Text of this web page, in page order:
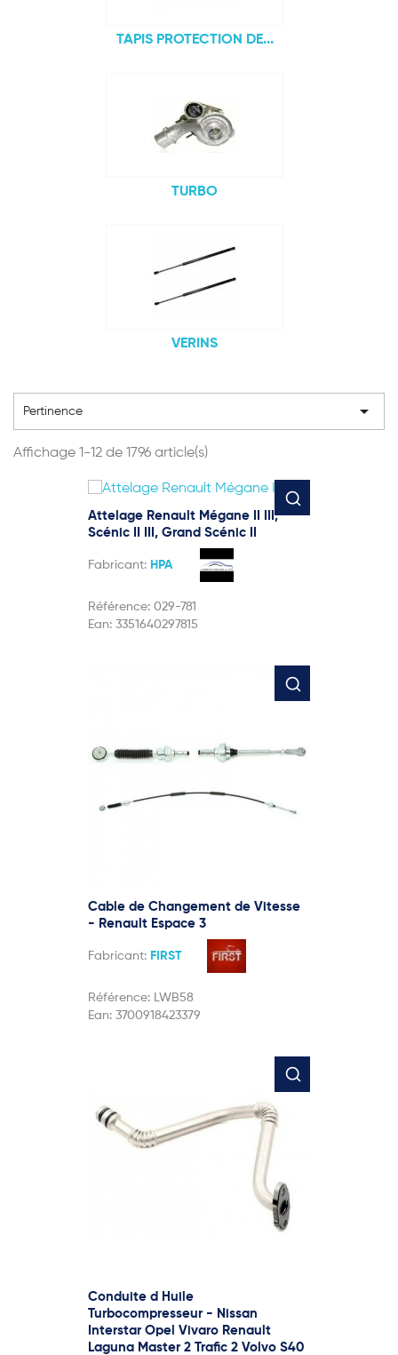
TAPIS PROTECTION DE...
TURBO
VERINS
Pertinence 
Affichage 1-12 de 1796 article(s)
Attelage Renault Mégane II III,
Scénic II III, Grand Scénic II
Fabricant: HPA
Référence: 029-781
Ean: 3351640297815
Cable de Changement de Vitesse
- Renault Espace 3
Fabricant: FIRST
Référence:
LWB58
Ean: 3700918423379
Conduite d Huile
Turbocompresseur - Nissan
Interstar Opel Vivaro Renault
Laguna Master 2 Trafic 2 Volvo S40